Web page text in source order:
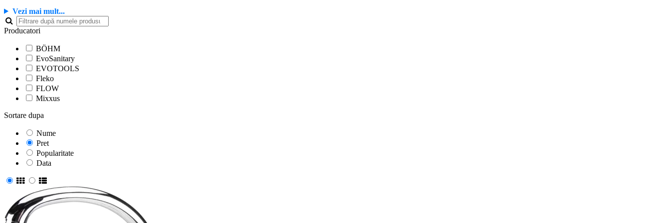
Vezi mai mult...
Producatori
BÖHM
EvoSanitary
EVOTOOLS
Fleko
FLOW
Mixxus
Sortare dupa
Nume
Pret
Popularitate
Data